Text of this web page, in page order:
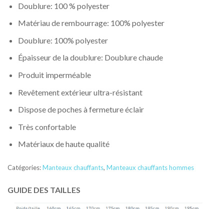
Doublure: 100 % polyester
Matériau de rembourrage: 100% polyester
Doublure: 100% polyester
Épaisseur de la doublure: Doublure chaude
Produit imperméable
Revêtement extérieur ultra-résistant
Dispose de poches à fermeture éclair
Très confortable
Matériaux de haute qualité
Catégories:Manteaux chauffants, Manteaux chauffants hommes
GUIDE DES TAILLES